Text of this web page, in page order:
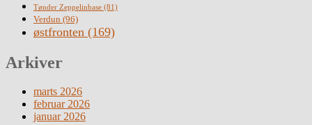
Tønder Zeppelinbase (81)
Verdun (96)
østfronten (169)
Arkiver
marts 2026
februar 2026
januar 2026